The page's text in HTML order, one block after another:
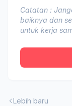
Catatan :
baiknya dan
untuk kerja
Lebih baru